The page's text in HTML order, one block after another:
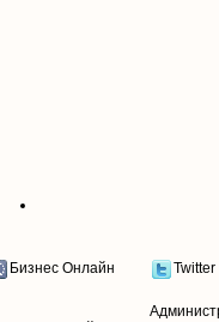
Бизнес Онлайн Twitter